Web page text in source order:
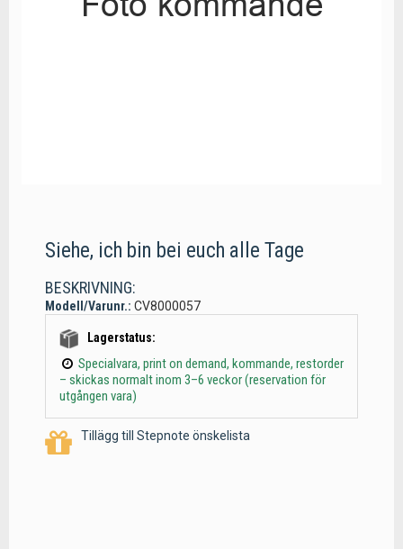
Siehe, ich bin bei euch alle Tage
BESKRIVNING:
Modell/Varunr.: CV8000057
Lagerstatus:
Specialvara, print on demand, kommande, restorder
– skickas normalt inom 3–6 veckor (reservation för
utgången vara)
Tillägg till Stepnote önskelista